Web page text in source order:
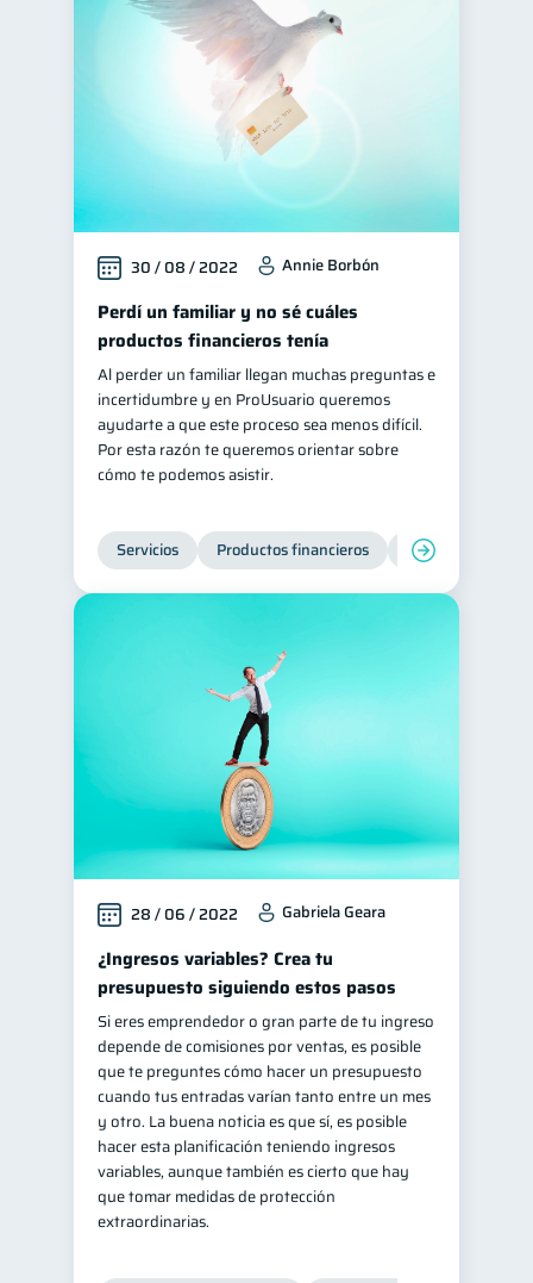
30 / 08 / 2022 Annie Borbón
Perdí un familiar y no sé cuáles
productos financieros tenía
Al perder un familiar llegan muchas preguntas e
incertidumbre y en ProUsuario queremos
ayudarte a que este proceso sea menos difícil.
Por esta razón te queremos orientar sobre
cómo te podemos asistir.
Servicios Productos financieros Inclusión
28 / 06 / 2022 Gabriela Geara
¿Ingresos variables? Crea tu
presupuesto siguiendo estos pasos
Si eres emprendedor o gran parte de tu ingreso
depende de comisiones por ventas, es posible
que te preguntes cómo hacer un presupuesto
cuando tus entradas varían tanto entre un mes
y otro. La buena noticia es que sí, es posible
hacer esta planificación teniendo ingresos
variables, aunque también es cierto que hay
que tomar medidas de protección
extraordinarias.